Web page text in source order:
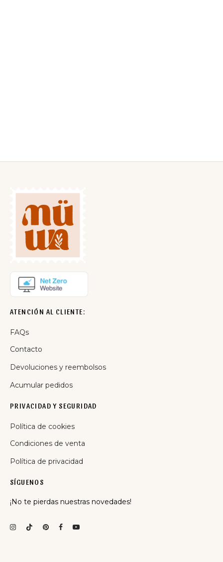
ATENCIÓN AL CLIENTE:
FAQs
Contacto
Devoluciones y reembolsos
Acumular pedidos
PRIVACIDAD Y SEGURIDAD
Política de cookies
Condiciones de venta
Política de privacidad
SÍGUENOS
¡No te pierdas nuestras novedades!